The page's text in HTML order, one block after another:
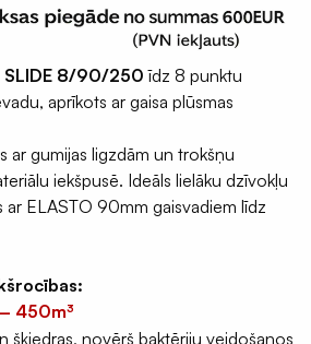
SLIDE 8/90/250 īdz 8 punktu
aprīkots ar gaisa plūsmas
ar gumijas ligzdām un trokšņu
iekšpusē. Ideāls lielāku dzīvokļu
ar ELASTO 90mm gaisvadiem līdz
450m³
šķiedras, novērš baktēriju veidošanos